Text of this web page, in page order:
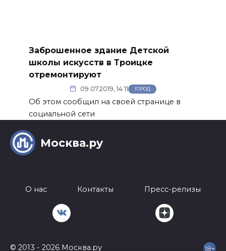
Заброшенное здание Детской
школы искусств в Троицке
отремонтируют
09.07.2019, 14:11 ГОРОД
Об этом сообщил на своей странице в
социальной сети
Москва.ру
О нас Контакты Пресс-релизы
© 2013 - 2026 Москва.ру 18+